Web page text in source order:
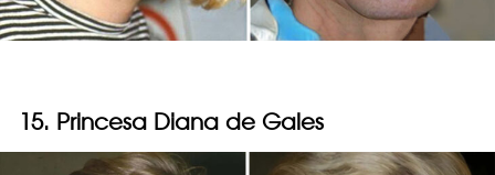
15. Princesa Diana de Gales